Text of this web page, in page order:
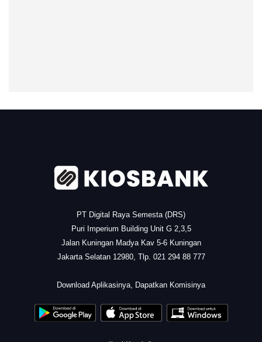
.
PT Digital Raya Semesta (DRS)
Puri Imperium Building Unit G 2,3,5
Jalan Kuningan Madya Kav 5-6 Kuningan
Jakarta Selatan 12980, Tlp. 021 294 88 777
Download Aplikasinya, Dapatkan Komisinya